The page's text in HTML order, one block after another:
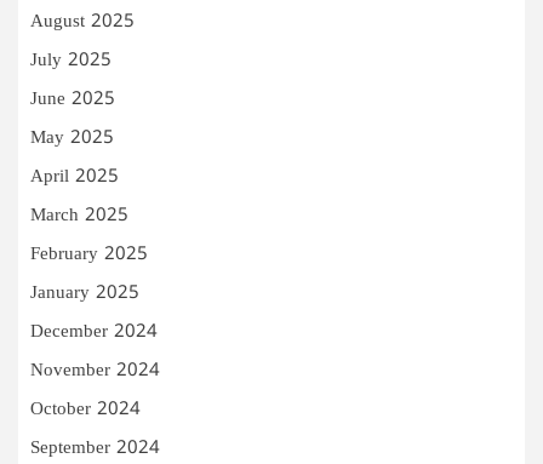
August 2025
July 2025
June 2025
May 2025
April 2025
March 2025
February 2025
January 2025
December 2024
November 2024
October 2024
September 2024